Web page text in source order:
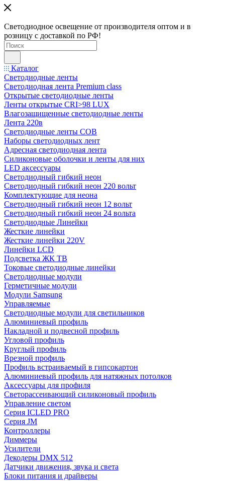
Светодиодное освещение от производителя оптом и в
розницу с доставкой по РФ!
Каталог
Светодиодные ленты
Светодиодная лента Premium class
Открытые светодиодные ленты
Ленты открытые CRI>98 LUX
Влагозащищенные светодиодные ленты
Лента 220в
Светодиодные ленты COB
Наборы светодиодных лент
Адресная светодиодная лента
Силиконовые оболочки и ленты для них
LED аксессуары
Светодиодный гибкий неон
Светодиодный гибкий неон 220 вольт
Комплектующие для неона
Светодиодный гибкий неон 12 вольт
Светодиодный гибкий неон 24 вольта
Светодиодные Линейки
Жесткие линейки
Жесткие линейки 220V
Линейки LCD
Подсветка ЖК ТВ
Токовые светодиодные линейки
Светодиодные модули
Герметичные модули
Модули Samsung
Управляемые
Светодиодные модули для светильников
Алюминиевый профиль
Накладной и подвесной профиль
Угловой профиль
Круглый профиль
Врезной профиль
Профиль встраиваемый в гипсокартон
Алюминиевый профиль для натяжных потолков
Аксессуары для профиля
Светорассеивающий силиконовый профиль
Управление светом
Серия ICLED PRO
Серия JM
Контроллеры
Диммеры
Усилители
Декодеры DMX 512
Датчики движения, звука и света
Блоки питания и драйверы